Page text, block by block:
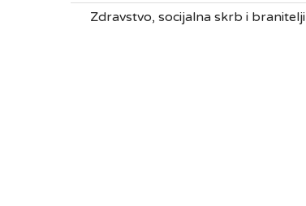
Zdravstvo, socijalna skrb i branitelji